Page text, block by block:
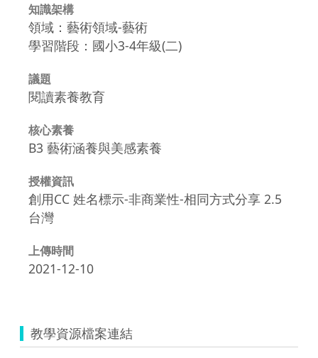
知識架構
領域：藝術領域-藝術
學習階段：國小3-4年級(二)
議題
閱讀素養教育
核心素養
B3 藝術涵養與美感素養
授權資訊
創用CC 姓名標示-非商業性-相同方式分享 2.5
台灣
上傳時間
2021-12-10
教學資源檔案連結